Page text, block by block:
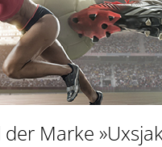
der Marke